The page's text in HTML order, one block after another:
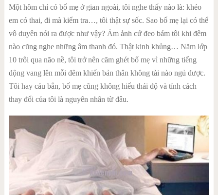
Một hôm chỉ có bố mẹ ở gian ngoài, tôi nghe thấy nào là: khéo
em có thai, đi mà kiểm tra…, tôi thật sự sốc. Sao bố mẹ lại có thể
vô duyên nói ra được như vậy? Ám ảnh cứ đeo bám tôi khi đêm
nào cũng nghe những âm thanh đó. Thật kinh khủng… Năm lớp
10 trôi qua não nề, tôi trở nên căm ghét bố mẹ vì những tiếng
động vang lên mỗi đêm khiến bản thân không tài nào ngủ được.
Tôi hay cáu bẳn, bố mẹ cũng không hiểu thái độ và tính cách
thay đổi của tôi là nguyên nhân từ đâu.